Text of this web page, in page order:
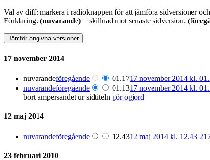
Val av diff: markera i radioknappen för att jämföra sidversioner
Förklaring: (nuvarande) = skillnad mot senaste sidversion;
17 november 2014
nuvarandeföregående 01.1717 november 2014 kl.
nuvarandeföregående 01.1317 november 2014 kl.
bort ampersandet ur sidtiteln gör ogjord
12 maj 2014
nuvarandeföregående 12.4312 maj 2014 kl. 12.43
23 februari 2010